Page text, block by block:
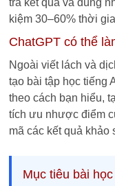
tra kết quả và dùng
kiệm 30–60% thời
ChatGPT có thể
Ngoài viết lách và
tạo bài tập học tiếng
theo cách bạn hiểu,
tích ưu nhược điểm
mã các kết quả khảo
Mục tiêu bài học